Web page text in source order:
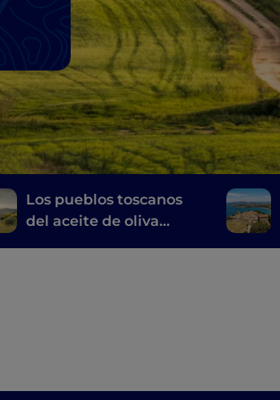
Los pueblos toscanos
del aceite de oliva